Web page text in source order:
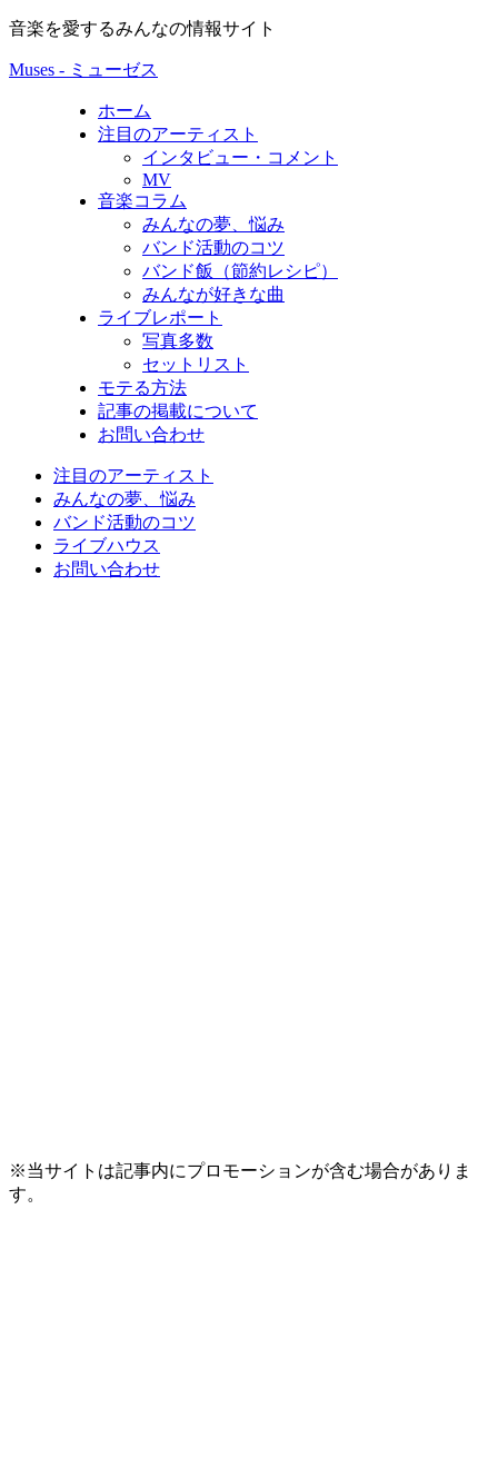
音楽を愛するみんなの情報サイト
Muses - ミューゼス
ホーム
注目のアーティスト
インタビュー・コメント
MV
音楽コラム
みんなの夢、悩み
バンド活動のコツ
バンド飯（節約レシピ）
みんなが好きな曲
ライブレポート
写真多数
セットリスト
モテる方法
記事の掲載について
お問い合わせ
注目のアーティスト
みんなの夢、悩み
バンド活動のコツ
ライブハウス
お問い合わせ
※当サイトは記事内にプロモーションが含む場合がありま
す。